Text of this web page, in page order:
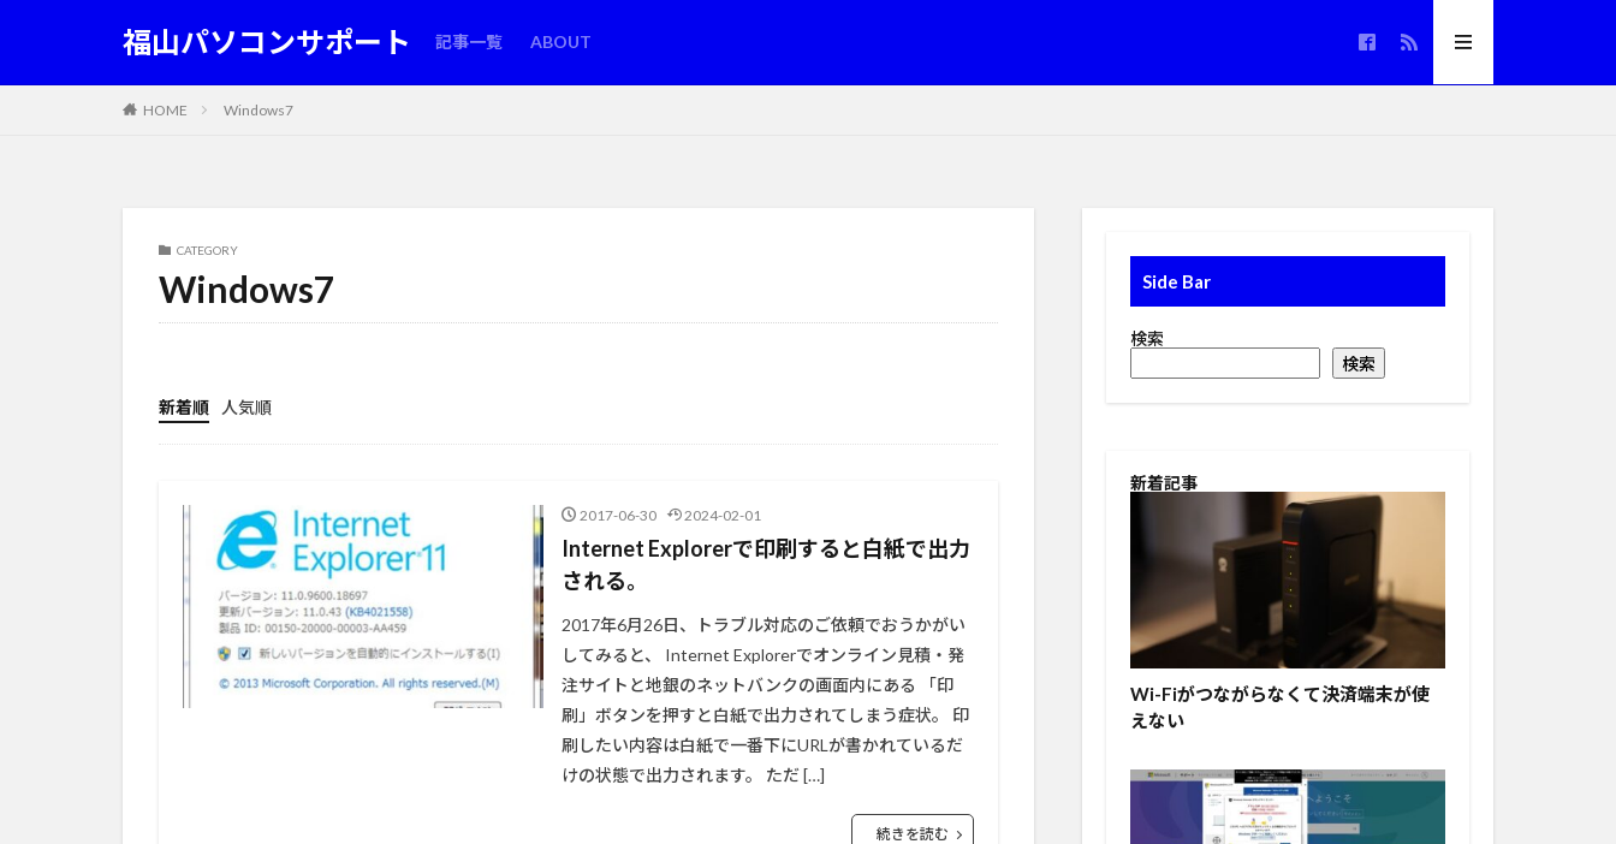
福山パソコンサポート 記事一覧 ABOUT
HOME Windows7
CATEGORY
Windows7
新着順 人気順
2017-06-30 2024-02-01
Internet Explorerで印刷すると白紙で出力
される。
2017年6月26日、トラブル対応のご依頼でおうかがい
してみると、 Internet Explorerでオンライン見積・発
注サイトと地銀のネットバンクの画面内にある 「印
刷」ボタンを押すと白紙で出力されてしまう症状。 印
刷したい内容は白紙で一番下にURLが書かれているだ
けの状態で出力されます。 ただ […]
続きを読む
Side Bar
検索
検索
新着記事
Wi-Fiがつながらなくて決済端末が使
えない